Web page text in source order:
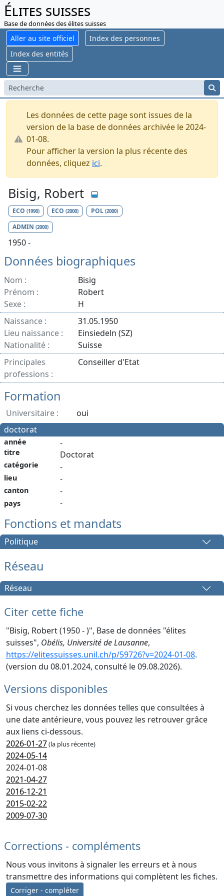
Élites suisses
Base de données des élites suisses
Aller au site officiel
Index des personnes
Index des entités
Les données de cette page sont issues de la
version de la base de données archivée le 2024-
01-08.
Pour afficher la version la plus récente des
données, cliquez ici.
Bisig, Robert
ECO (1990) ECO(2000) POL (2000)
ADMIN (2000)
1950 -
Données biographiques
Nom :
Bisig
Prénom :
Robert
Sexe :
H
Naissance :
31.05.1950
Lieu naissance :
Einsiedeln (SZ)
Nationalité :
Suisse
Principales
professions :
Conseiller d'Etat
Formation
Universitaire :
oui
doctorat
année
titre
catégorie
lieu
canton
pays
-
Doctorat
-
-
-
-
Fonctions et mandats
Politique
Réseau
Réseau
Citer cette fiche
"Bisig, Robert (1950 - )", Base de données "élites
suisses", Obélis, Université de Lausanne,
https://elitessuisses.unil.ch/p/59726?v=2024-01-08.
(version du 08.01.2024, consulté le 09.08.2026).
Versions disponibles
Si vous cherchez les données telles que consultées à
une date antérieure, vous pouvez les retrouver grâce
aux liens ci-dessous.
2026-01-27(la plus récente)
2024-05-14
2024-01-08
2021-04-27
2016-12-21
2015-02-22
2009-07-30
Corrections - compléments
Nous vous invitons à signaler les erreurs et à nous
transmettre des informations qui complètent les fiches.
Corriger - compléter